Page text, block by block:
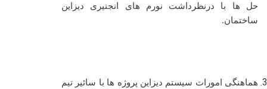
حل ها با درنظرداشت نورم های انجنیری دیزاین
ساختمان.
هماهنگی امورات سیستم دیزاین پروژه ها با سائیر تیم